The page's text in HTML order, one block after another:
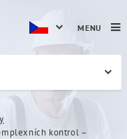
kontrol –
MENU